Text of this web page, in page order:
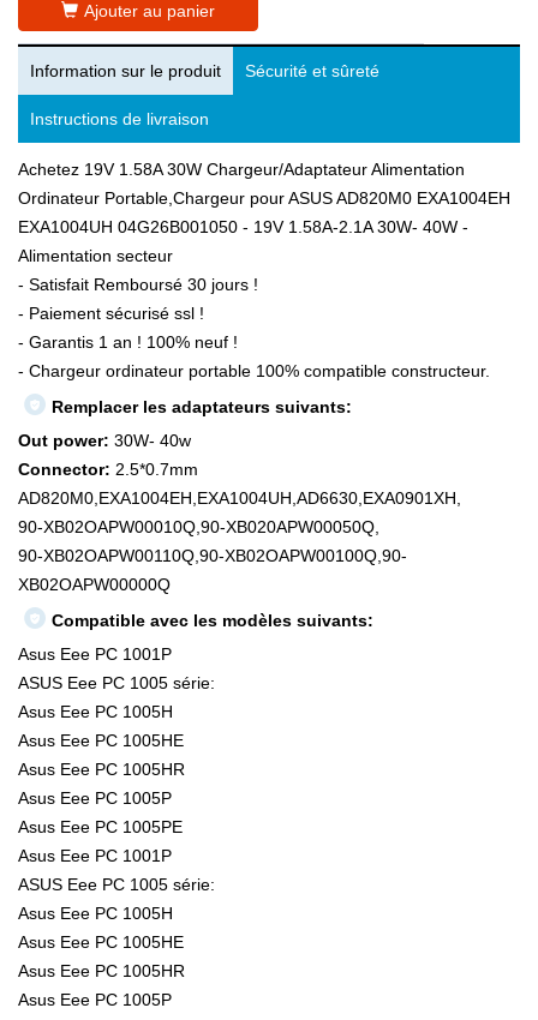
Ajouter au panier
Information sur le produit Sécurité et sûreté
Instructions de livraison
Achetez 19V 1.58A 30W Chargeur/Adaptateur Alimentation
Ordinateur Portable,Chargeur pour ASUS AD820M0 EXA1004EH
EXA1004UH 04G26B001050 - 19V 1.58A-2.1A 30W- 40W -
Alimentation secteur
- Satisfait Remboursé 30 jours !
- Paiement sécurisé ssl !
- Garantis 1 an ! 100% neuf !
- Chargeur ordinateur portable 100% compatible constructeur.
Remplacer les adaptateurs suivants:
Out power: 30W- 40w
Connector: 2.5*0.7mm
AD820M0,EXA1004EH,EXA1004UH,AD6630,EXA0901XH,
90-XB02OAPW00010Q,90-XB020APW00050Q,
90-XB02OAPW00110Q,90-XB02OAPW00100Q,90-
XB02OAPW00000Q
Compatible avec les modèles suivants:
Asus Eee PC 1001P
ASUS Eee PC 1005 série:
Asus Eee PC 1005H
Asus Eee PC 1005HE
Asus Eee PC 1005HR
Asus Eee PC 1005P
Asus Eee PC 1005PE
Asus Eee PC 1001P
ASUS Eee PC 1005 série:
Asus Eee PC 1005H
Asus Eee PC 1005HE
Asus Eee PC 1005HR
Asus Eee PC 1005P